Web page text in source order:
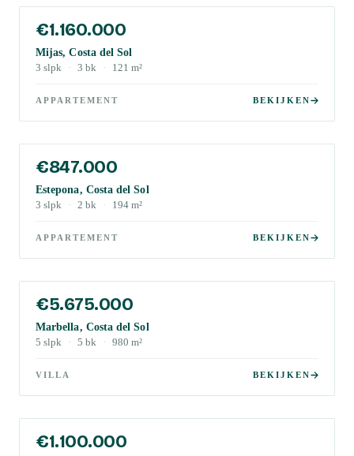
€1.160.000
Mijas, Costa del Sol
3 slpk · 3 bk · 121 m²
APPARTEMENT BEKIJKEN
€847.000
Estepona, Costa del Sol
3 slpk · 2 bk · 194 m²
APPARTEMENT BEKIJKEN
€5.675.000
Marbella, Costa del Sol
5 slpk · 5 bk · 980 m²
VILLA BEKIJKEN
€1.100.000